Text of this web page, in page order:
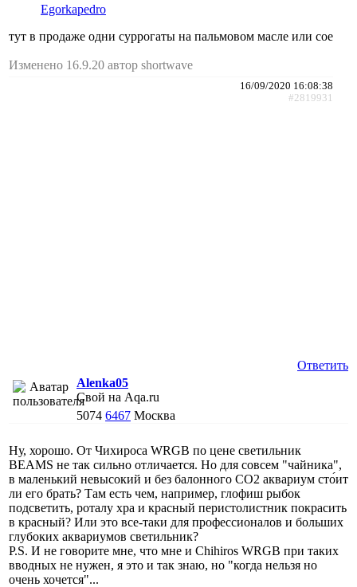
Egorkapedro
тут в продаже одни суррогаты на пальмовом масле или сое
Изменено 16.9.20 автор shortwave
16/09/2020 16:08:38
#2819931
Ответить
Alenka05
Свой на Aqa.ru
5074 6467 Москва
Ну, хорошо. От Чихироса WRGB по цене светильник
BEAMS не так сильно отличается. Но для совсем "чайника",
в маленький невысокий и без балонного CO2 аквариум сто́ит
ли его брать? Там есть чем, например, глофиш рыбок
подсветить, роталу хра и красный перистолистник покрасить
в красный? Или это все-таки для профессионалов и больших
глубоких аквариумов светильник?
P.S. И не говорите мне, что мне и Chihiros WRGB при таких
вводных не нужен, я это и так знаю, но "когда нельзя но
очень хочется"...